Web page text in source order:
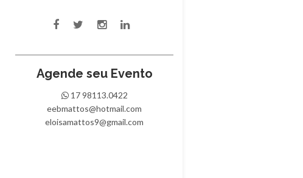
Agende seu Evento
17 98113.0422
eebmattos@hotmail.com
eloisamattos9@gmail.com